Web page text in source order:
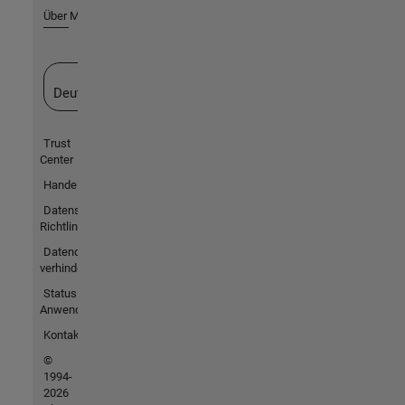
Über MathWorks
Deutschland
Trust
Center
Handelsmarken
Datenschutz-
Richtlinien
Datendiebstahl
verhindern
Status von
Anwendungen
Kontakt
©
1994-
2026